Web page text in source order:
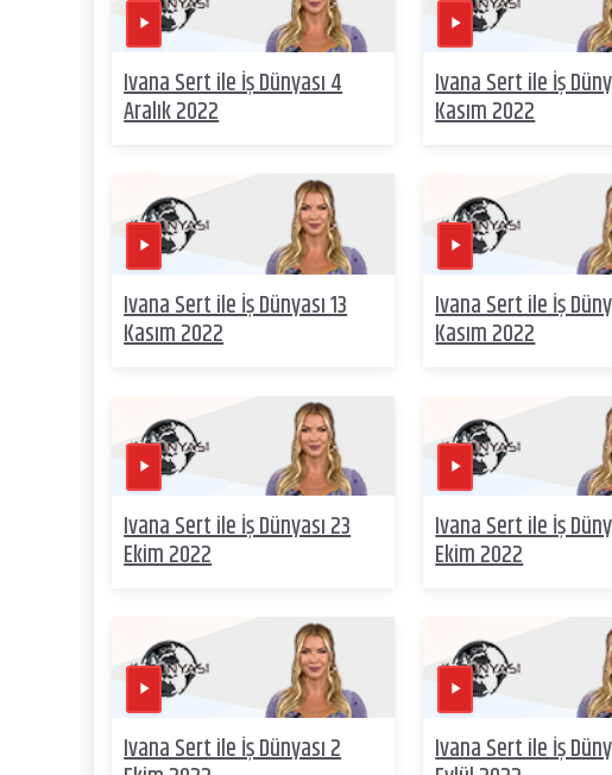
Ivana Sert ile İş Dünyası 4
Aralık 2022
Ivana Sert ile İş
Kasım 2022
Ivana Sert ile İş Dünyası 13
Kasım 2022
Ivana Sert ile İş
Kasım 2022
Ivana Sert ile İş Dünyası 23
Ekim 2022
Ivana Sert ile İş
Ekim 2022
Ivana Sert ile İş Dünyası 2 Ivana Sert ile İş